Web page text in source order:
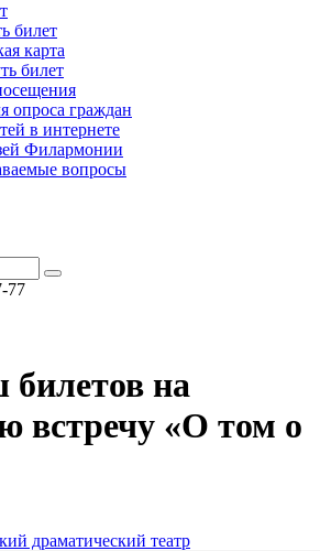
билет
карта
билет
опроса граждан
в интернете
Филармонии
вопросы
77
на
встречу «О том о
драматический театр